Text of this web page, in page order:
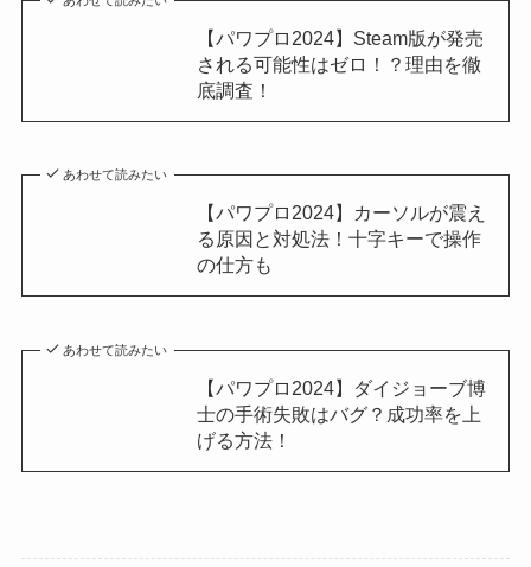
【パワプロ2024】Steam版が発売
される可能性はゼロ！？理由を徹
底調査！
あわせて読みたい
【パワプロ2024】カーソルが震え
る原因と対処法！十字キーで操作
の仕方も
あわせて読みたい
【パワプロ2024】ダイジョーブ博
士の手術失敗はバグ？成功率を上
げる方法！